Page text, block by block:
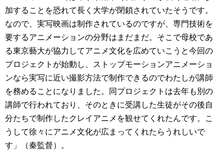
加することを恐れて長く大学が閉鎖されていたそうです。
なので、実写映画は制作されているのですが、専門技術を
要するアニメーションの分野はまだまだ。そこで母校であ
る東京藝大が協力してアニメ文化を広めていこうと今回の
プロジェクトが始動し、ストップモーションアニメーショ
ンなら実写に近い撮影方法で制作できるのでわたしが講師
を務めることになりました。同プロジェクトは去年も別の
講師で行われており、そのときに受講した生徒がその後自
分たちで制作したクレイアニメを観せてくれたんです。こ
うして徐々にアニメ文化が広まってくれたらうれしいで
す」（秦監督）。